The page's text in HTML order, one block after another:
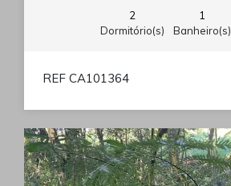
2
Dormitório(s)
1
Banheiro(s)
REF CA101364